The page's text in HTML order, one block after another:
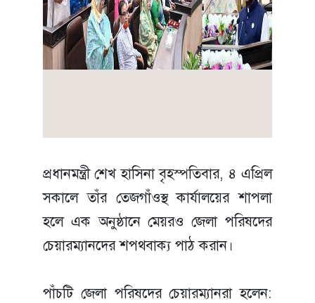
প্রধানমন্ত্রী শেখ হাসিনা বৃহস্পতিবার, ৪ এপ্রিল
সকালে তাঁর তেজগাঁওস্থ কার্যালয়ের শাপলা
হলে এক অনুষ্ঠানে মেয়রও জেলা পরিষদের
চেয়ারম্যানদের শপথবাক্য পাঠ করান।
পাঁচটি জেলা পরিষদের চেয়ারম্যানরা হলেন: